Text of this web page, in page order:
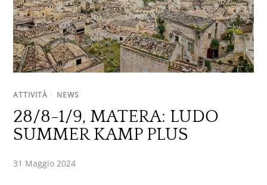
ATTIVITÀ / NEWS
28/8-1/9, MATERA: LUDO
SUMMER KAMP PLUS
31 Maggio 2024